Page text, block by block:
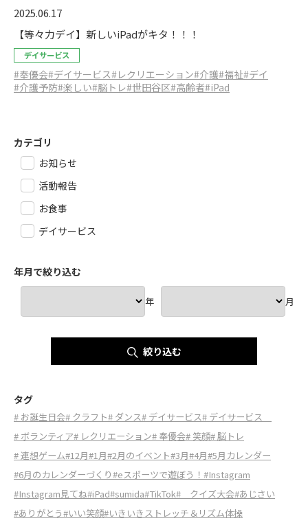
2025.06.17
【等々力デイ】新しいiPadがキタ！！！
デイサービス
#奉優会#デイサービス#レクリエーション#介護#福祉#デイ
#介護予防#楽しい#脳トレ#世田谷区#高齢者#iPad
カテゴリ
お知らせ
活動報告
お食事
デイサービス
年月で絞り込む
年 月
絞り込む
タグ
# お誕生日会# クラフト# ダンス# デイサービス# デイサービス
# ボランティア# レクリエーション# 奉優会# 笑顔# 脳トレ
# 連想ゲーム#12月#1月#2月のイベント#3月#4月#5月カレンダー
#6月のカレンダーづくり#eスポーツで遊ぼう！ #Instagram
#Instagram見てね#iPad#sumida#TikTok# クイズ大会#あじさい
#ありがとう#いい笑顔#いきいきストレッチ＆リズム体操